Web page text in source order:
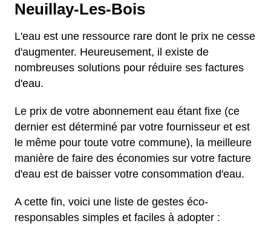
Neuillay-Les-Bois
L'eau est une ressource rare dont le prix ne cesse
d'augmenter. Heureusement, il existe de
nombreuses solutions pour réduire ses factures
d'eau.
Le prix de votre abonnement eau étant fixe (ce
dernier est déterminé par votre fournisseur et est
le même pour toute votre commune), la meilleure
manière de faire des économies sur votre facture
d'eau est de baisser votre consommation d'eau.
A cette fin, voici une liste de gestes éco-
responsables simples et faciles à adopter :